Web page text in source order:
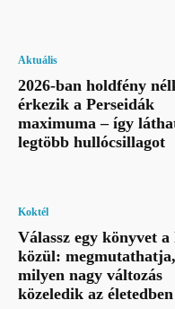
Aktuális
2026-ban holdfény
érkezik a Perseidák
maximuma – így
legtöbb hullócsillagot
Koktél
Válassz egy könyvet
közül: megmutathatja,
milyen nagy változás
közeledik az életedben